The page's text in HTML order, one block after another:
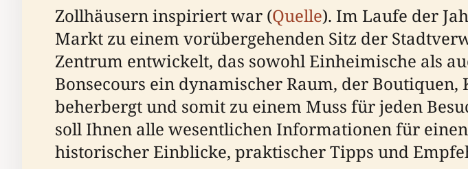
Zollhäusern inspiriert war (Quelle). Im Laufe der
Markt zu einem vorübergehenden Sitz der
Zentrum entwickelt, das sowohl Einheimische als
Bonsecours ein dynamischer Raum, der
beherbergt und somit zu einem Muss für jeden
soll Ihnen alle wesentlichen Informationen für
historischer Einblicke, praktischer Tipps und